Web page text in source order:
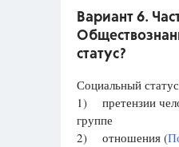
Вариант 6.
статус?
Социальный
1) претензии
группе
2) отношения (